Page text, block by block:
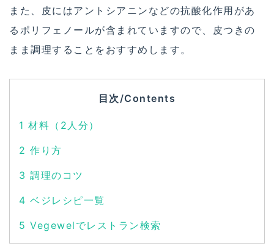
また、皮にはアントシアニンなどの抗酸化作用があ
るポリフェノールが含まれていますので、皮つきの
まま調理することをおすすめします。
目次/Contents
1 材料（2人分）
2 作り方
3 調理のコツ
4 ベジレシピ一覧
5 Vegewelでレストラン検索